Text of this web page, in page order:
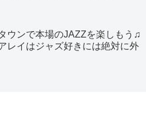
ウンで本場のJAZZを楽しもう♫
レイはジャズ好きには絶対に外